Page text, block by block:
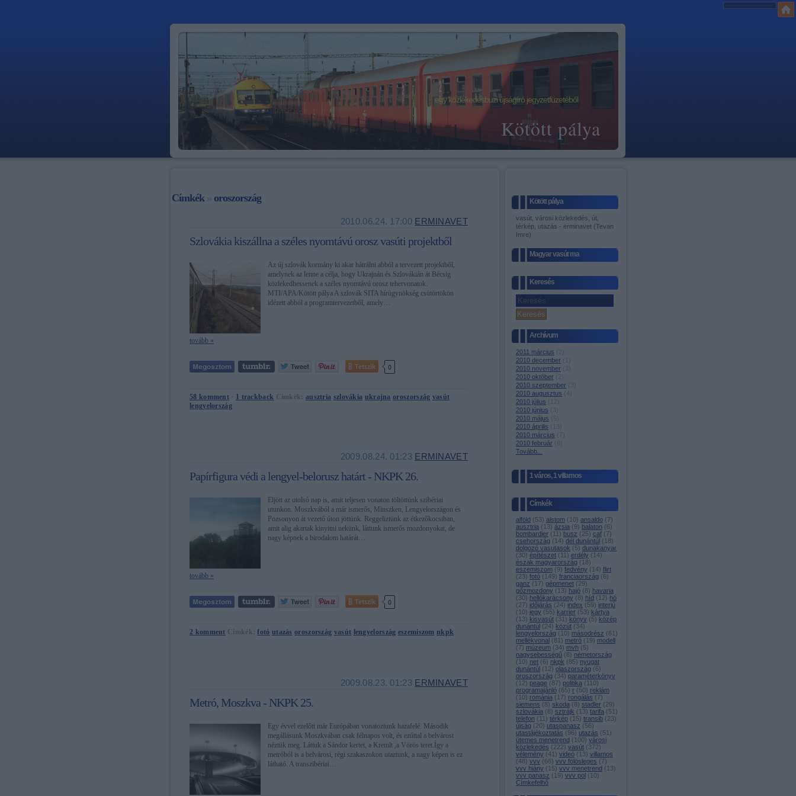
Kötött pálya
egy közlekedésbuzi újságíró jegyzetfüzetéből
Kötött pálya
vasút, városi közlekedés, út,
térkép, utazás - erminavet (Tevan
Imre)
Magyar vasút ma
Keresés
Archívum
2011 március
2010 december
2010 november
2010 október
2010 szeptember
2010 augusztus
2010 július
2010 június
2010 május
2010 április
2010 március
2010 február
Tovább
1 város, 1 villamos
Címkék
alföld (53) alstom (10) ansaldo (7)
ausztria (13) ázsia (9) balaton (6)
bombardier (11 ) busz (25) caf (7)
csehország (14) dél dunántúl (18)
dolgozó vasutasok (5) dunakanyar
(30) építészet (11 ) erdély (14)
észak magyarország (18)
eszemiszom (9) fedvény (14) flirt
(23) fotó (149) franciaország (6)
ganz (17) gépmenet (29)
gőzmozdony (13) hajó (8) havaria
(30) hellókarácsony (8) híd (12) hó
(27) időjárás (24) index (59) interjú
(10) jegy (55) karrier (53) kártya
(13) kisvasút (31 ) könyv (5) közép
dunántúl (24) közút (34)
lengyelország (10) másodrész (61 )
mellékvonal (81 ) metró (19) modell
(7) múzeum (34) mvh (5)
nagysebességű (8) németország
(10) net (6) nkpk (85) nyugat
dunántúl (12) olaszország (6)
oroszország (34) paraméterkönyv
(12) peage (87) politika (110)
programajánló (65) r (50) reklám
(10) románia (17) rongálás (7)
siemens (8) skoda (8) stadler (29)
szlovákia (8) sztrájk (13) tarifa (51 )
telefon (11 ) térkép (15) transib (23)
újság (20) utaspanasz (56)
utastájékoztatás (96) utazás (51 )
ütemes menetrend (100) városi
közlekedés (222) vasút (372)
vélemény (41 ) videó (13) villamos
(48) vvv (66) vvv fölösleges (7)
vvv hiány (15) vvv menetrend (13)
vvv panasz (19) vvv pol (10)
Címkefelhő
Címkék» oroszország
2010.06.24. 17:00 ERMINAVET
Szlovákia kiszállna a széles nyomtávú orosz vasúti projektből
Az új szlovák kormány ki akar hátrálni abból a tervezett projektből,
amelynek az lenne a célja, hogy Ukrajnán és Szlovákián át Bécsig
közlekedhessenek a széles nyomtávú orosz tehervonatok.
MTI/APA/Kötött pálya A szlovák SITA hírügynökség csütörtökön
idézett abból a programtervezetből, amely…
tovább »
Tetszik 0
58 komment 1 trackback Címkék: ausztria szlovákia ukrajna oroszország vasút
lengyelország
2009.08.24. 01:23 ERMINAVET
Papírfigura védi a lengyel-belorusz határt - NKPK 26.
Eljött az utolsó nap is, amit teljesen vonaton töltöttünk szibériai
utunkon. Moszkvából a már ismerős, Minszken, Lengyelországon és
Pozsonyon át vezető úton jöttünk. Reggeliztünk az étkezőkocsiban,
amit alig akartak kinyitni nekünk, láttunk ismerős mozdonyokat, de
nagy képnek a birodalom határát…
tovább »
Tetszik 0
2 komment Címkék:fotó utazás oroszország vasút lengyelország eszemiszom nkpk
2009.08.23. 01:23 ERMINAVET
Metró, Moszkva - NKPK 25.
Egy évvel ezelőtt már Európában vonatoztunk hazafelé. Második
megállásunk Moszkvában csak félnapos volt, és ezúttal a belvárost
néztük meg. Láttuk a Sándor kertet, a Kremlt ,a Vörös teret.Így a
metróból is a belvárosi, régi szakaszokon utaztunk, a nagy képen is ez
látható. A transzibériai…